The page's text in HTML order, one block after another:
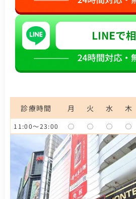
診療時間 月 火 水 木
11:00～23:00 ◯ ◯ ◯ ◯